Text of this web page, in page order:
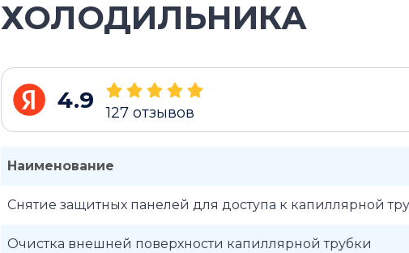
ХОЛОДИЛЬНИКА
4.9 127 отзывов
Наименование
Снятие защитных панелей для доступа к капиллярной
Очистка внешней поверхности капиллярной трубки